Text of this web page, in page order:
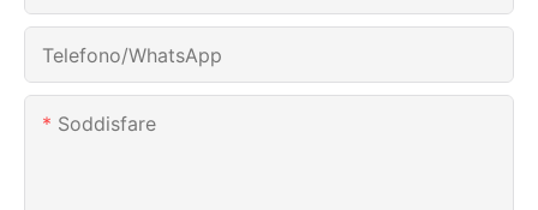
Telefono/WhatsApp
Soddisfare